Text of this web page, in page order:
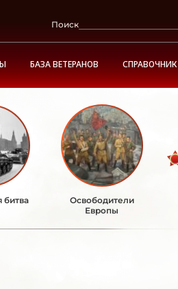
Поиск
БАЗА ВЕТЕРАНОВ СПРАВОЧНИК
битва
Освободители
Европы